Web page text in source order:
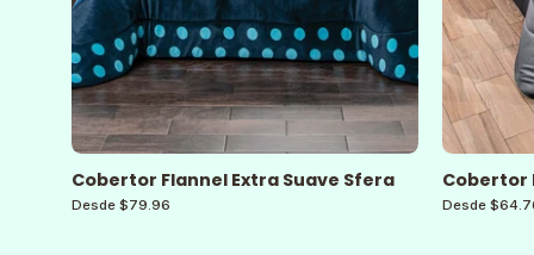
Cobertor Flannel Extra Suave Sfera
Desde $79.96
Cobertor
Desde